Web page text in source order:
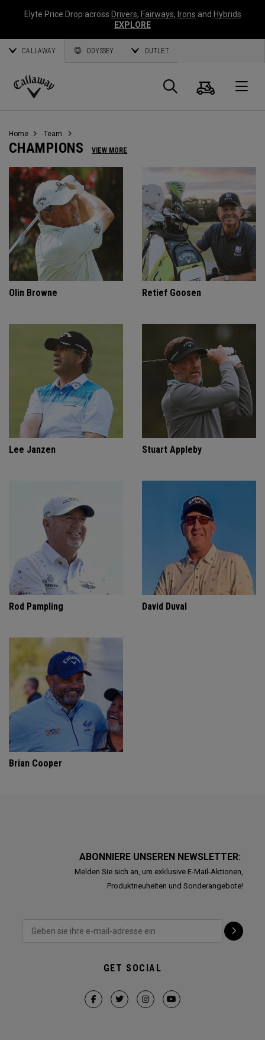
Elyte Price Drop across Drivers, Fairways, Irons and Hybrids
EXPLORE
CALLAWAY ODYSSEY OUTLET
Callaway
Suche
Home Team
CHAMPIONS VIEW MORE
Olin Browne Retief Goosen
Lee Janzen Stuart Appleby
Rod Pampling David Duval
Brian Cooper
ABONNIERE UNSEREN NEWSLETTER:
Melden Sie sich an, um exklusive E-Mail-Aktionen,
Produktneuheiten und Sonderangebote!
GET SOCIAL